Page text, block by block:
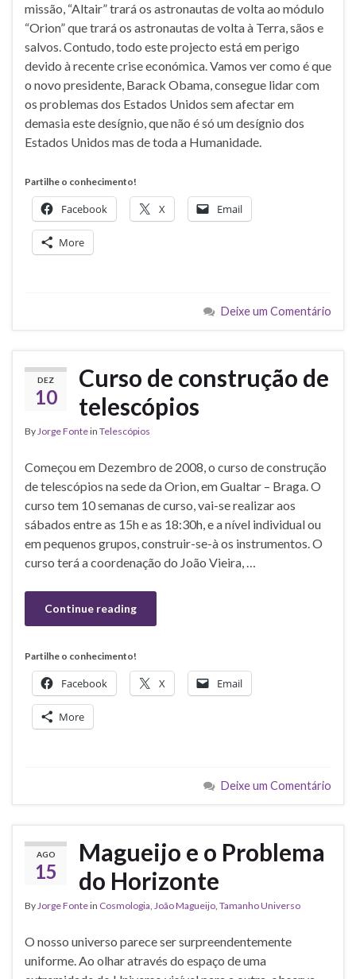
missão, “Altair” trará os astronautas de volta ao módulo
“Orion” que trará os astronautas de volta à Terra, sãos e
salvos. Contudo, todo este projecto está em perigo
devido à recente crise económica. Vamos ver como é que
o novo presidente, Barack Obama, consegue lidar com
os problemas dos Estados Unidos sem afectar em
demasia este desígnio, que não é só um desígnio dos
Estados Unidos mas de toda a Humanidade.
Partilhe o conhecimento!
Facebook X Email
More
Deixe um Comentário
DEZ
10
Curso de construção de
telescópios
ByJorge Fontein Telescópios
Começou em Dezembro de 2008, o curso de construção
de telescópios na sede da Orion, em Gualtar – Braga. O
curso tem 10 semanas de curso, vai-se realizar aos
sábados entre as 15h e as 18:30h, e a nível individual ou
em pequenos grupos, construir-se-à os instrumentos. O
curso terá a coordenação do João Vieira, …
Continue reading
Partilhe o conhecimento!
Facebook X Email
More
Deixe um Comentário
AGO
15
Magueijo e o Problema
do Horizonte
ByJorge Fontein Cosmologia, João Magueijo, Tamanho Universo
O nosso universo parece ser surpreendentemente
uniforme. Ao olhar através do espaço de uma